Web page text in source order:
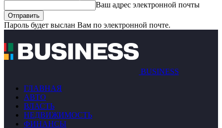
Ваш адрес электронной почты
Пароль будет выслан Вам по электронной почте.
BUSINESS
ГЛАВНАЯ
АВТО
ВЛАСТЬ
НЕДВИЖИМОСТЬ
ФИНАНСЫ